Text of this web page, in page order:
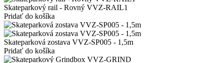
Skateparkový rail - Rovný VVZ-RAIL1
Pridať do košíka
Skateparková zostava VVZ-SP005 - 1,5m
Pridať do košíka